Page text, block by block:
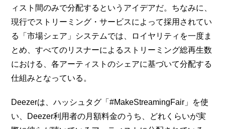
ィスト間のみで分配するというアイデアだ。ちなみに、
現行でストリーミング・サービスによって採用されてい
る「市場シェア」システムでは、ロイヤリティを一度ま
とめ、すべてのリスナーによるストリーミング総再生数
における、各アーティストのシェアに基づいて分配する
仕組みとなっている。
Deezerは、ハッシュタグ「#MakeStreamingFair」を使
い、Deezer利用者の月額料金のうち、どれくらいが実